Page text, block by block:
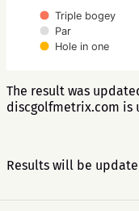
Triple bogey
Par
Hole in one
The result was
discgolfmetrix.com is
Results will be